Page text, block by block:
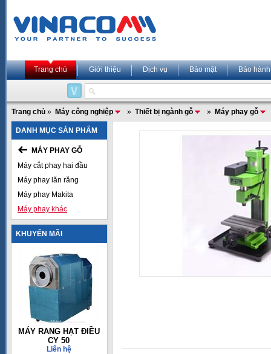
Trang chủ Giới thiệu Dịch vụ Bảo mật Bảo hành
Trang chủ » Máy công nghiệp » Thiết bị ngành gỗ » Máy phay gỗ
DANH MỤC SẢN PHẨM
MÁY PHAY GỖ
Máy cắt phay hai đầu
Máy phay lăn răng
Máy phay Makita
Máy phay khác
KHUYẾN MÃI
MÁY RANG HẠT ĐIỀU
CY 50
Liên hệ